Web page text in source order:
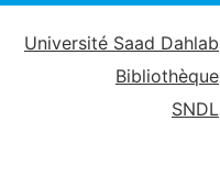
Université Saad Dahlab
Bibliothèque
SNDL